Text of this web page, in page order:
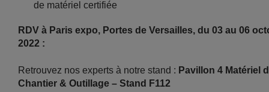
de matériel certifiée
RDV à Paris expo, Portes de Versailles, du 03 au 06
2022 :
Retrouvez nos experts à notre stand : Pavillon 4 Matériel
Chantier & Outillage – Stand F112